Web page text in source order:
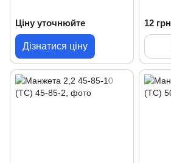
Ціну уточнюйте
Дізнатися ціну
12 грн